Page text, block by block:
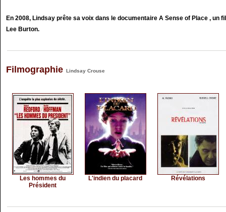
En 2008, Lindsay prête sa voix dans le documentaire A Sense of Place , un
Lee Burton.
Filmographie Lindsay Crouse
Les hommes du
Président
L'indien du placard Révélations